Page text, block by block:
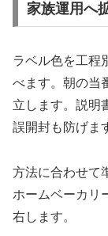
家族運用へ
ラベル色を工程
べます。朝の当
立します。説明
誤開封も防げま
方法に合わせて
ホームベーカリ
右します。